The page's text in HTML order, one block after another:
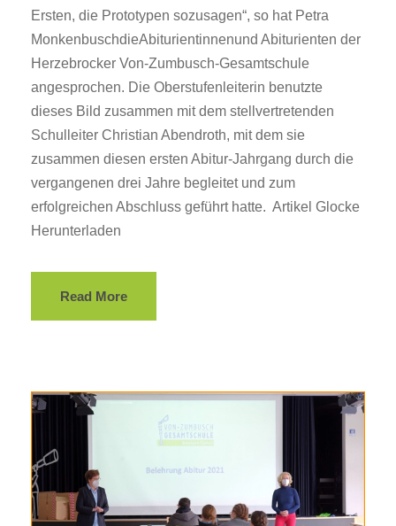
Ersten, die Prototypen sozusagen“, so hat Petra
MonkenbuschdieAbiturientinnenund Abiturienten der
Herzebrocker Von-Zumbusch-Gesamtschule
angesprochen. Die Oberstufenleiterin benutzte
dieses Bild zusammen mit dem stellvertretenden
Schulleiter Christian Abendroth, mit dem sie
zusammen diesen ersten Abitur-Jahrgang durch die
vergangenen drei Jahre begleitet und zum
erfolgreichen Abschluss geführt hatte. Artikel Glocke
Herunterladen
Read More